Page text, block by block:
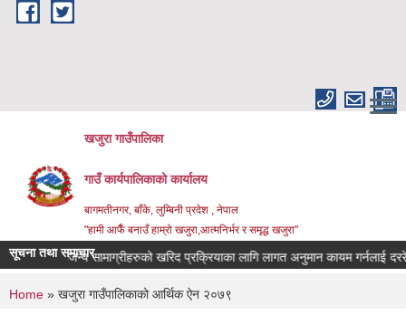
Skip to main content
खजुरा गाउँपालिका
गाउँ कार्यपालिकाको कार्यालय
बागमतीनगर, बाँके, लुम्बिनी प्रदेश , नेपाल
"हामी आफैँ बनाउँ हाम्रो खजुरा,आत्मनिर्भर र समृद्ध खजुरा"
सूचना तथा समाचार
तथा औषधिजन्य सामाग्रीहरुको खरिद प्रक्रियाका लागि लागत अनुमान कायम गर्नलाई
You are here
Home » खजुरा गाउँपालिकाको आर्थिक ऐन २०७९